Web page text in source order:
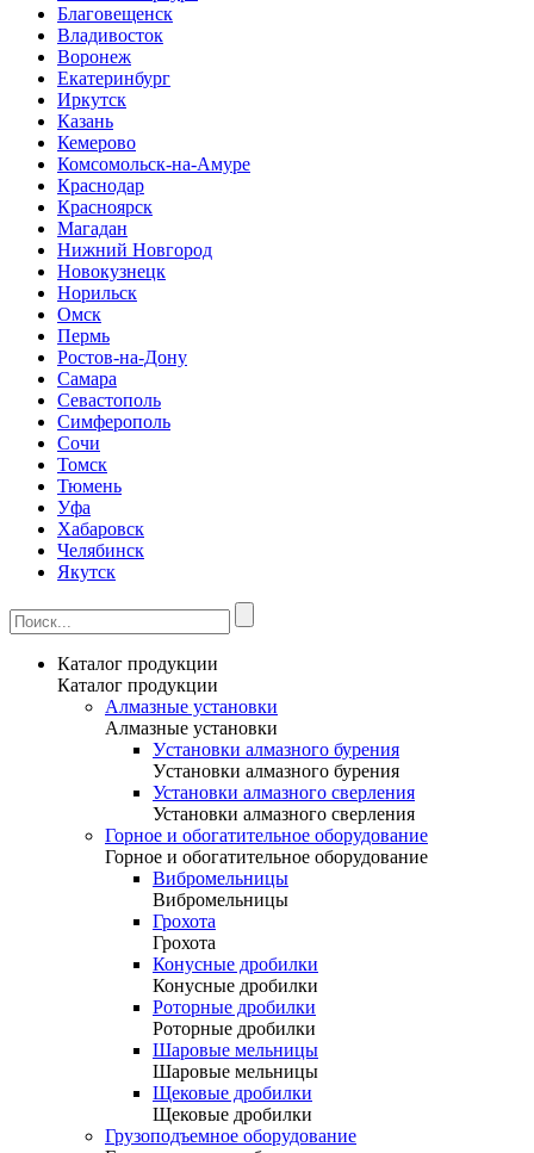
Благовещенск
Владивосток
Воронеж
Екатеринбург
Иркутск
Казань
Кемерово
Комсомольск-на-Амуре
Краснодар
Красноярск
Магадан
Нижний Новгород
Новокузнецк
Норильск
Омск
Пермь
Ростов-на-Дону
Самара
Севастополь
Симферополь
Сочи
Томск
Тюмень
Уфа
Хабаровск
Челябинск
Якутск
Каталог продукции
Каталог продукции
Алмазные установки
Алмазные установки
Уcтановки алмазного бурения
Уcтановки алмазного бурения
Установки алмазного сверления
Установки алмазного сверления
Горное и обогатительное оборудование
Горное и обогатительное оборудование
Вибромельницы
Вибромельницы
Грохота
Грохота
Конусные дробилки
Конусные дробилки
Роторные дробилки
Роторные дробилки
Шаровые мельницы
Шаровые мельницы
Щековые дробилки
Щековые дробилки
Грузоподъемное оборудование